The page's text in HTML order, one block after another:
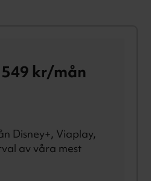
549 kr/mån
Disney+, Viaplay,
av våra mest